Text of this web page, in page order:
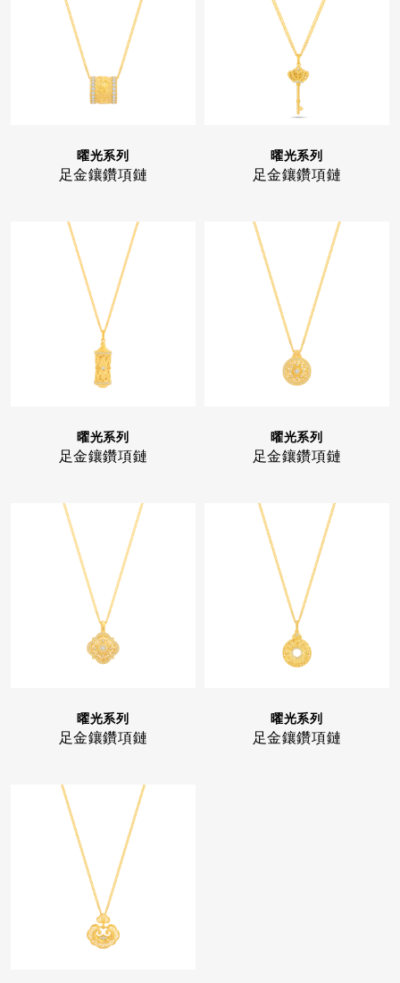
曜光系列
足金鑲鑽項鏈
曜光系列
足金鑲鑽項鏈
曜光系列
足金鑲鑽項鏈
曜光系列
足金鑲鑽項鏈
曜光系列
足金鑲鑽項鏈
曜光系列
足金鑲鑽項鏈